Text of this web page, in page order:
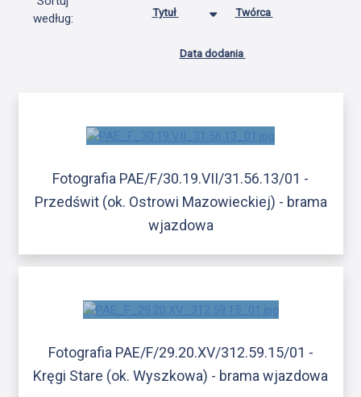
według:
Tytuł Twórca
Data dodania
Fotografia PAE/F/30.19.VII/31.56.13/01 -
Przedświt (ok. Ostrowi Mazowieckiej) - brama
wjazdowa
Fotografia PAE/F/29.20.XV/312.59.15/01 -
Kręgi Stare (ok. Wyszkowa) - brama wjazdowa